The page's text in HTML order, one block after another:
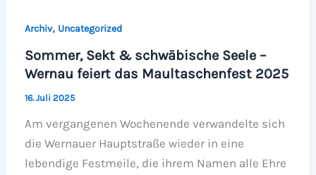
Archiv, Uncategorized
Sommer, Sekt & schwäbische Seele –
Wernau feiert das Maultaschenfest 2025
16. Juli 2025
Am vergangenen Wochenende verwandelte sich
die Wernauer Hauptstraße wieder in eine
lebendige Festmeile, die ihrem Namen alle Ehre